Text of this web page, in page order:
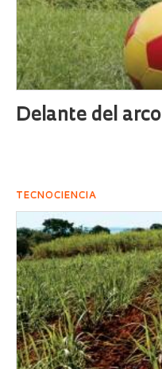
Delante del arco
TECNOCIENCIA